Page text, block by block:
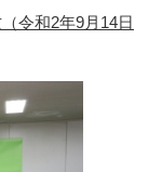
令和2年9月14日